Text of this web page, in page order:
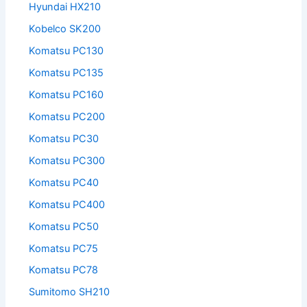
Hyundai HX210
Kobelco SK200
Komatsu PC130
Komatsu PC135
Komatsu PC160
Komatsu PC200
Komatsu PC30
Komatsu PC300
Komatsu PC40
Komatsu PC400
Komatsu PC50
Komatsu PC75
Komatsu PC78
Sumitomo SH210